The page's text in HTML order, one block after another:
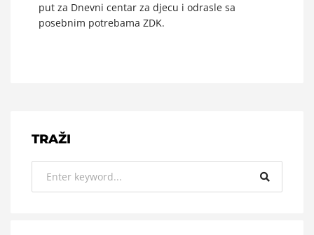
put za Dnevni centar za djecu i odrasle sa
posebnim potrebama ZDK.
TRAŽI